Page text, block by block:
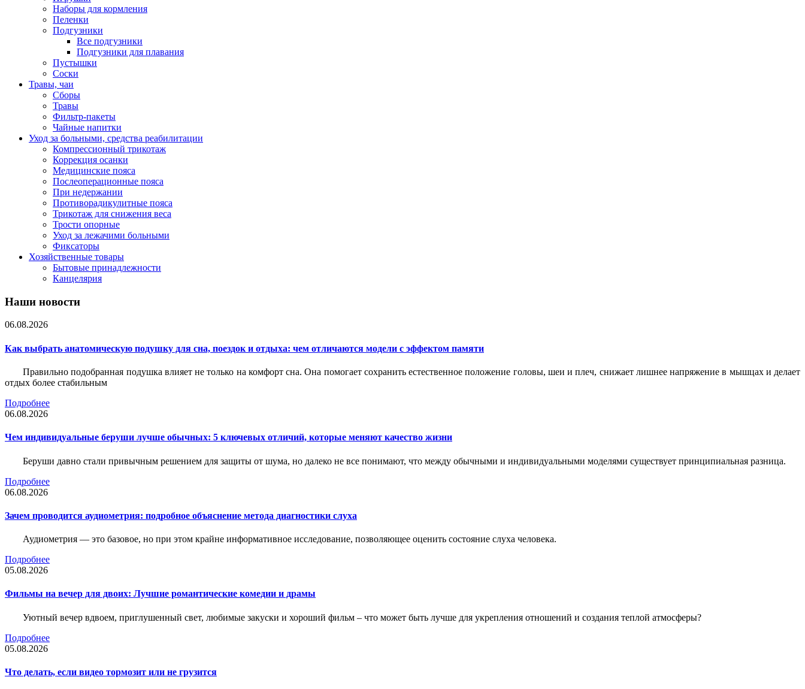
Наборы для кормления
Пеленки
Подгузники
Все подгузники
Подгузники для плавания
Пустышки
Соски
Травы, чаи
Сборы
Травы
Фильтр-пакеты
Чайные напитки
Уход за больными, средства реабилитации
Компрессионный трикотаж
Коррекция осанки
Медицинские пояса
Послеоперационные пояса
При недержании
Противорадикулитные пояса
Трикотаж для снижения веса
Трости опорные
Уход за лежачими больными
Фиксаторы
Хозяйственные товары
Бытовые принадлежности
Канцелярия
Наши новости
06.08.2026
Как выбрать анатомическую подушку для сна, поездок и отдыха: чем отличаются модели с эффектом памяти
Правильно подобранная подушка влияет не только на комфорт сна. Она помогает сохранить естественное положение головы, шеи и плеч, снижает лишнее напряжение в мышцах и делает
отдых более стабильным
Подробнее
06.08.2026
Чем индивидуальные беруши лучше обычных: 5 ключевых отличий, которые меняют качество жизни
Беруши давно стали привычным решением для защиты от шума, но далеко не все понимают, что между обычными и индивидуальными моделями существует принципиальная разница.
Подробнее
06.08.2026
Зачем проводится аудиометрия: подробное объяснение метода диагностики слуха
Аудиометрия — это базовое, но при этом крайне информативное исследование, позволяющее оценить состояние слуха человека.
Подробнее
05.08.2026
Фильмы на вечер для двоих: Лучшие романтические комедии и драмы
Уютный вечер вдвоем, приглушенный свет, любимые закуски и хороший фильм – что может быть лучше для укрепления отношений и создания теплой атмосферы?
Подробнее
05.08.2026
Что делать, если видео тормозит или не грузится